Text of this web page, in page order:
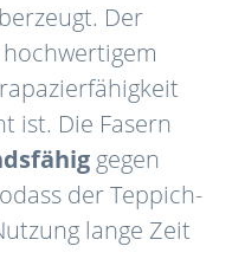
Der
ist. Die Fasern
gegen
der Teppich-
lange Zeit